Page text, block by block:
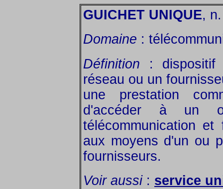
GUICHET UNIQUE,
Domaine :
Définition : dispositif
réseau ou un
une prestation
d'accéder à un
télécommunication
aux moyens d'un ou
fournisseurs.
Voir aussi: service